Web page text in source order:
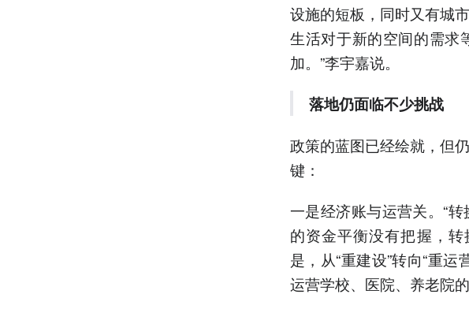
设施的短板，同时又有城
生活对于新的空间的需求
加。”李宇嘉说。
落地仍面临不少挑战
政策的蓝图已经绘就，但
键：
一是经济账与运营关。“
的资金平衡没有把握，
是，从“重建设”转向“重运
运营学校、医院、养老院